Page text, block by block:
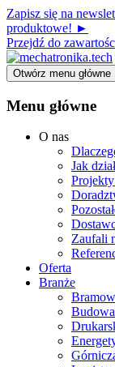
Zapisz się na
produktowe! ►
Przejdź do
Otwórz menu główne
Menu główne
O nas
Jak
Zaufali
Oferta
Branże